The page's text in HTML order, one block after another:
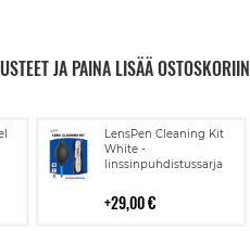
JA PAINA LISÄÄ OSTOSKORIIN
LensPen Cleaning Kit
White -
linssinpuhdistussarja
29,00 €
Lisää
ostoskoriin